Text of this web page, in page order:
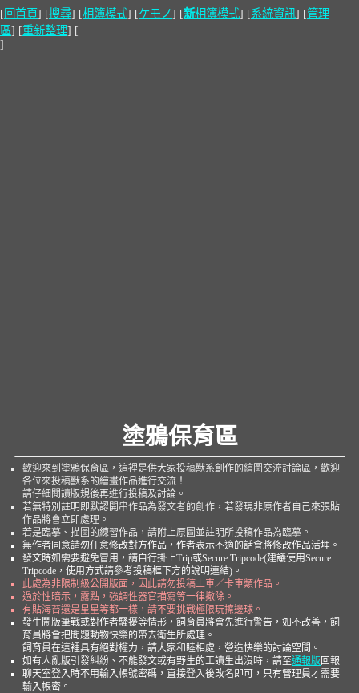
[ 回首頁] [搜尋] [相簿模式] [ケモノ] [新相簿模式] [系統資訊] [管理
區] [重新整理] [
]
塗鴉保育區
歡迎來到塗鴉保育區，這裡是供大家投稿獸系創作的繪圖交流討論區，歡迎
各位來投稿獸系的繪畫作品進行交流！
請仔細閱讀版規後再進行投稿及討論。
若無特別註明即默認開串作品為發文者的創作，若發現非原作者自己來張貼
作品將會立即處理。
若是臨摹、描圖的練習作品，請附上原圖並註明所投稿作品為臨摹。
無作者同意請勿任意修改對方作品，作者表示不適的話會將修改作品活埋。
發文時如需要避免冒用，請自行掛上Trip或Secure Tripcode(建議使用Secure
Tripcode，使用方式請參考投稿框下方的說明連結)。
此處為非限制級公開版面，因此請勿投稿上車／卡車類作品。
過於性暗示，露點，強調性器官描寫等一律撤除。
有貼海苔還是星星等都一樣，請不要挑戰極限玩擦邊球。
發生鬧版筆戰或對作者騷擾等情形，飼育員將會先進行警告，如不改善，飼
育員將會把問題動物快樂的帶去衛生所處理。
飼育員在這裡具有絕對權力，請大家和睦相處，營造快樂的討論空間。
如有人亂版引發糾紛、不能發文或有野生的工讀生出沒時，請至通報版 回報
聊天室登入時不用輸入帳號密碼，直接登入後改名即可，只有管理員才需要
輸入帳密。